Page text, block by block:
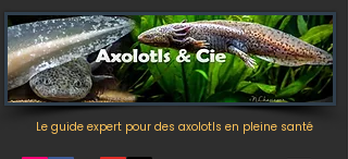
Le guide expert pour des axolotls en pleine santé